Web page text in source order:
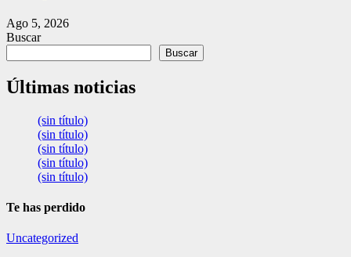
Ago 5, 2026
Buscar
Buscar
Últimas noticias
(sin título)
(sin título)
(sin título)
(sin título)
(sin título)
Te has perdido
Uncategorized